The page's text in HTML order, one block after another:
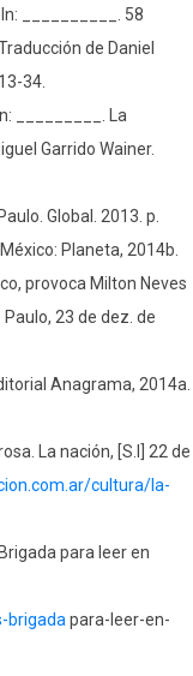
__________. 58
de Daniel
34.
_________. La
Garrido Wainer.
Global. 2013. p.
Planeta, 2014b.
provoca Milton Neves
23 de dez. de
Anagrama, 2014a.
La nación, [S.I] 22 de
cultura/la-
para leer en
brigada para-leer-en-